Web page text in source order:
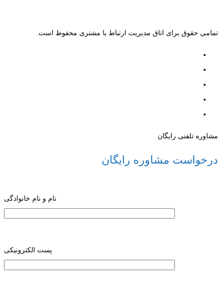
تمامی حقوق برای اتاق مدیریت ارتباط با مشتری محفوظ است.
مشاوره تلفنی رایگان
درخواست مشاوره رایگان
نام و نام خانوادگی
پست الکترونیکی